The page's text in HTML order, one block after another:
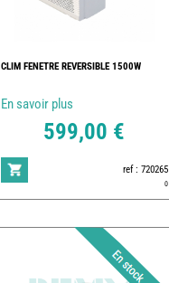
CLIM FENETRE REVERSIBLE 1500W
En savoir plus
599,00 €
ref : 720265
0